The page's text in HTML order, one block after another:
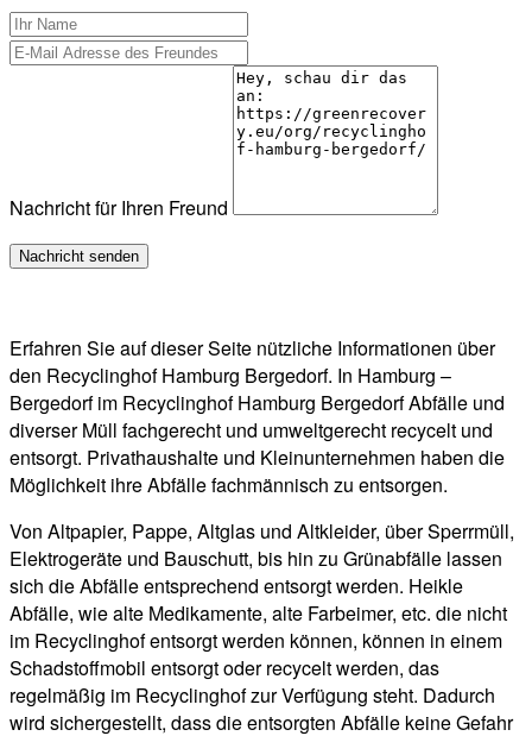
Nachricht für Ihren Freund
Erfahren Sie auf dieser Seite nützliche Informationen über
den Recyclinghof Hamburg Bergedorf. In Hamburg –
Bergedorf im Recyclinghof Hamburg Bergedorf Abfälle und
diverser Müll fachgerecht und umweltgerecht recycelt und
entsorgt. Privathaushalte und Kleinunternehmen haben die
Möglichkeit ihre Abfälle fachmännisch zu entsorgen.
Von Altpapier, Pappe, Altglas und Altkleider, über Sperrmüll,
Elektrogeräte und Bauschutt, bis hin zu Grünabfälle lassen
sich die Abfälle entsprechend entsorgt werden. Heikle
Abfälle, wie alte Medikamente, alte Farbeimer, etc. die nicht
im Recyclinghof entsorgt werden können, können in einem
Schadstoffmobil entsorgt oder recycelt werden, das
regelmäßig im Recyclinghof zur Verfügung steht. Dadurch
wird sichergestellt, dass die entsorgten Abfälle keine Gefahr